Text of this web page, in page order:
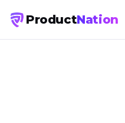
ProductNation